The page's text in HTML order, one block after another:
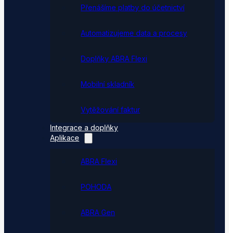
Přenášíme platby do účetnictví
Automatizujeme data a procesy
Doplňky ABRA Flexi
Mobilní skladník
Vytěžování faktur
Integrace a doplňky
Aplikace
ABRA Flexi
POHODA
ABRA Gen